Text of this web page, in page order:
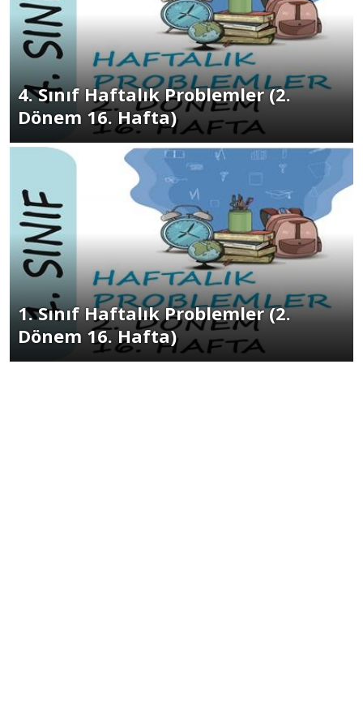
4. Sınıf Haftalık Problemler (2.
Dönem 16. Hafta)
1. Sınıf Haftalık Problemler (2.
Dönem 16. Hafta)